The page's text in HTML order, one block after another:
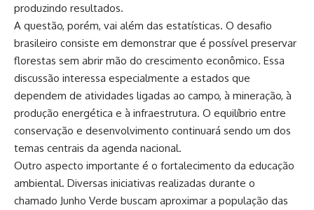
produzindo resultados.
A questão, porém, vai além das estatísticas. O desafio
brasileiro consiste em demonstrar que é possível preservar
florestas sem abrir mão do crescimento econômico. Essa
discussão interessa especialmente a estados que
dependem de atividades ligadas ao campo, à mineração, à
produção energética e à infraestrutura. O equilíbrio entre
conservação e desenvolvimento continuará sendo um dos
temas centrais da agenda nacional.
Outro aspecto importante é o fortalecimento da educação
ambiental. Diversas iniciativas realizadas durante o
chamado Junho Verde buscam aproximar a população das